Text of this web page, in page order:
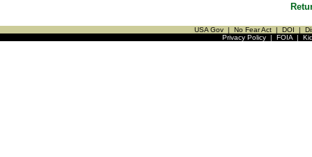
USA Gov | No Fear Act | DOI |
Privacy Policy| FOIA|